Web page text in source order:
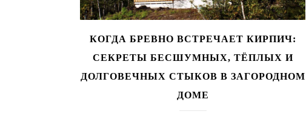
КОГДА БРЕВНО ВСТРЕЧАЕТ КИРПИЧ:
СЕКРЕТЫ БЕСШУМНЫХ, ТЁПЛЫХ И
ДОЛГОВЕЧНЫХ СТЫКОВ В ЗАГОРОДНОМ
ДОМЕ